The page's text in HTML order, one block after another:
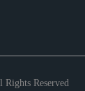
Reserved